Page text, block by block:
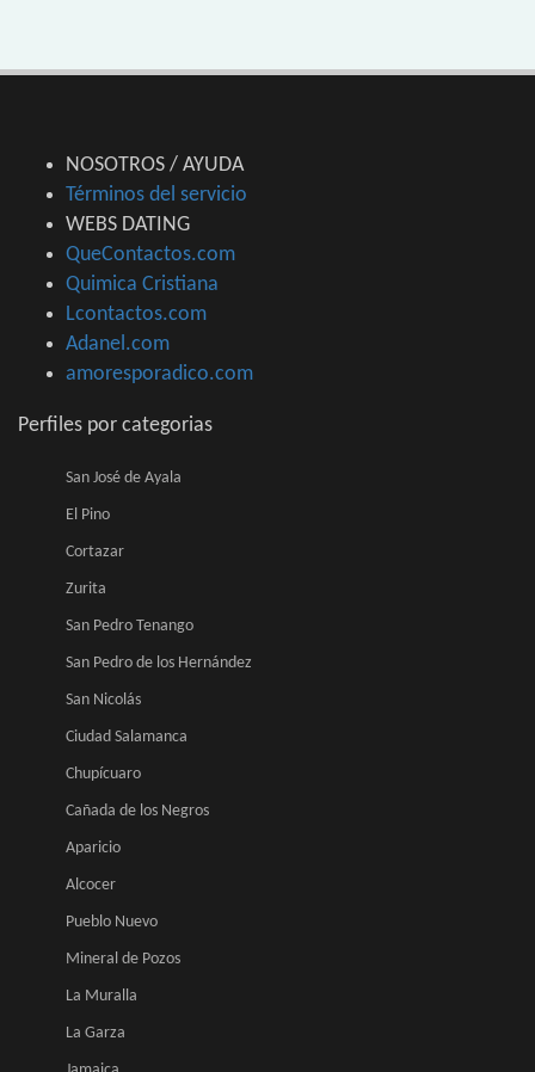
NOSOTROS / AYUDA
Términos del servicio
WEBS DATING
QueContactos.com
Quimica Cristiana
Lcontactos.com
Adanel.com
amoresporadico.com
Perfiles por categorias
San José de Ayala
El Pino
Cortazar
Zurita
San Pedro Tenango
San Pedro de los Hernández
San Nicolás
Ciudad Salamanca
Chupícuaro
Cañada de los Negros
Aparicio
Alcocer
Pueblo Nuevo
Mineral de Pozos
La Muralla
La Garza